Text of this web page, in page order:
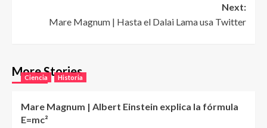
Next:
Mare Magnum | Hasta el Dalai Lama usa Twitter
More Stories
Ciencia Historia
Mare Magnum | Albert Einstein explica la fórmula
E=mc²